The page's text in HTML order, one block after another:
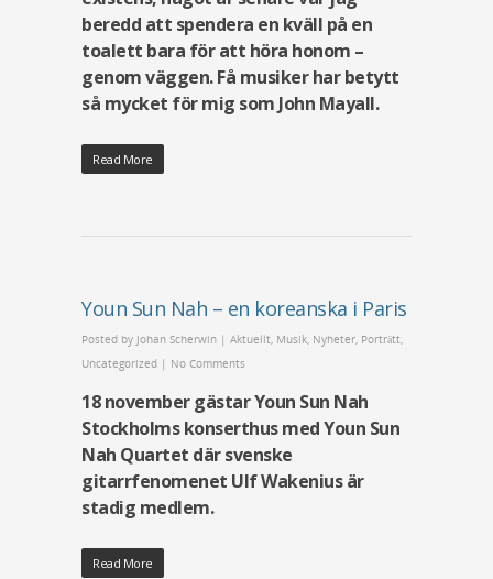
beredd att spendera en kväll på en
toalett bara för att höra honom –
genom väggen. Få musiker har betytt
så mycket för mig som John Mayall.
Read More
Youn Sun Nah – en koreanska i Paris
Posted by Johan Scherwin | Aktuellt Musik Nyheter Porträtt
Uncategorized | No Comments
18 november gästar Youn Sun Nah
Stockholms konserthus med Youn Sun
Nah Quartet där svenske
gitarrfenomenet Ulf Wakenius är
stadig medlem.
Read More